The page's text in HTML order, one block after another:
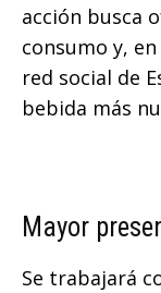
acción busca
consumo y,
red social de
bebida más
Mayor
Se trabajará